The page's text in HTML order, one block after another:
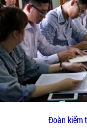
Đoàn kiểm